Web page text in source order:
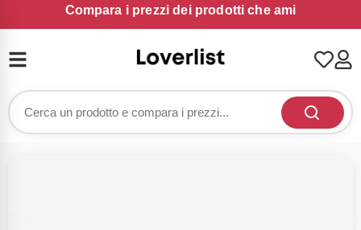
Compara i prezzi dei prodotti che ami